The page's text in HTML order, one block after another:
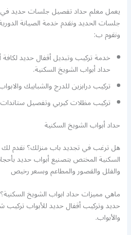
يعمل معلم حداد تفصيل جلسات حديد في
جلسات الحديد ونقدم خدمة الصيانة
ونقوم ب:
خدمة تركيب وتبديل أقفال حديد لكافة
حداد أبواب الشويخ السكنية.
تركيب درابزين للدرج والشبابيك
تركيب مظلات كيربي وتفصيل
حداد أبواب الشويخ السكنية
هل ترغب في تجديد باب منزلك؟ نقدم لك
السكنية المختص بتصنيع أبواب حديد
والفلل والقصور والمطاعم وبسعر رخيص
ماهي مميزات حداد ابواب الشويخ
حديد وتركيب أقفال حديد للأبواب تركيب
والأبواب.